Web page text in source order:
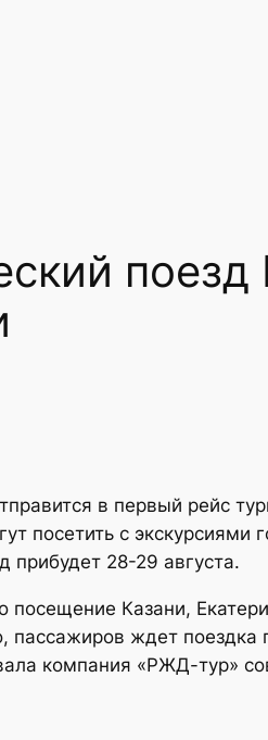
в первый рейс
посетить с
прибудет 28-29 августа.
Казани,
ждет поездка
компания «РЖД-тур»